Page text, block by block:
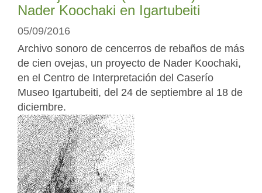
Nader Koochaki en Igartubeiti
05/09/2016
Archivo sonoro de cencerros de rebaños de más
de cien ovejas, un proyecto de Nader Koochaki,
en el Centro de Interpretación del Caserío
Museo Igartubeiti, del 24 de septiembre al 18 de
diciembre.